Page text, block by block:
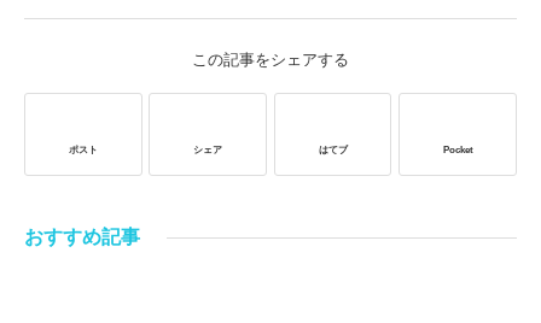
この記事をシェアする
ポスト シェア はてブ Pocket
おすすめ記事